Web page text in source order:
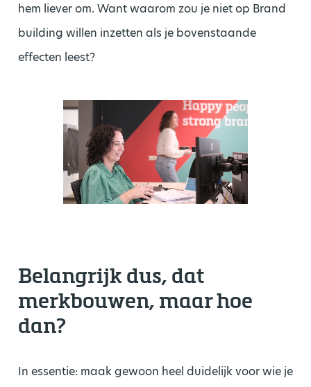
hem liever om. Want waarom zou je niet op Brand
building willen inzetten als je bovenstaande
effecten leest?
Belangrijk dus, dat
merkbouwen, maar hoe
dan?
In essentie: maak gewoon heel duidelijk voor wie je